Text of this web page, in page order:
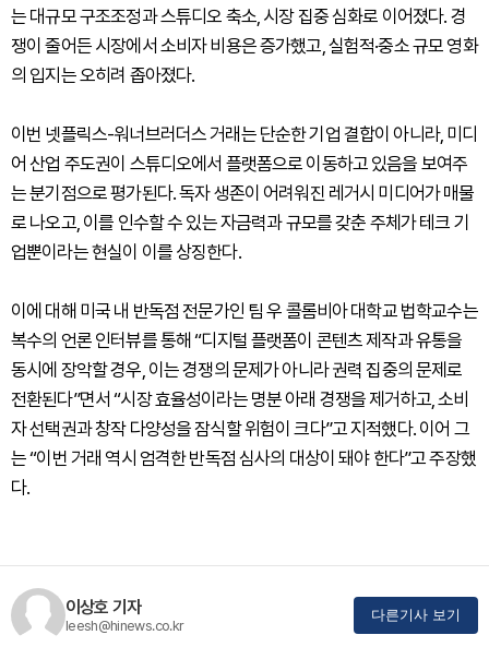
는 대규모 구조조정과 스튜디오 축소, 시장 집중 심화로 이어졌다. 경
쟁이 줄어든 시장에서 소비자 비용은 증가했고, 실험적·중소 규모 영화
의 입지는 오히려 좁아졌다.
이번 넷플릭스-워너브러더스 거래는 단순한 기업 결합이 아니라, 미디
어 산업 주도권이 스튜디오에서 플랫폼으로 이동하고 있음을 보여주
는 분기점으로 평가된다. 독자 생존이 어려워진 레거시 미디어가 매물
로 나오고, 이를 인수할 수 있는 자금력과 규모를 갖춘 주체가 테크 기
업뿐이라는 현실이 이를 상징한다.
이에 대해 미국 내 반독점 전문가인 팀 우 콜롬비아 대학교 법학교수는
복수의 언론 인터뷰를 통해 “디지털 플랫폼이 콘텐츠 제작과 유통을
동시에 장악할 경우, 이는 경쟁의 문제가 아니라 권력 집중의 문제로
전환된다”면서 “시장 효율성이라는 명분 아래 경쟁을 제거하고, 소비
자 선택권과 창작 다양성을 잠식할 위험이 크다”고 지적했다. 이어 그
는 “이번 거래 역시 엄격한 반독점 심사의 대상이 돼야 한다”고 주장했
다.
이상호 기자
leesh@hinews.co.kr
다른기사 보기